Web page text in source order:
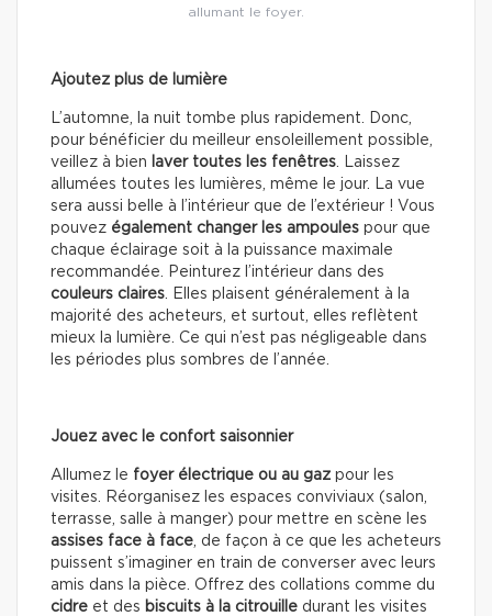
allumant le foyer.
Ajoutez plus de lumière
L’automne, la nuit tombe plus rapidement. Donc,
pour bénéficier du meilleur ensoleillement possible,
veillez à bien
laver toutes les fenêtres. Laissez
allumées toutes les lumières, même le jour. La vue
sera aussi belle à l’intérieur que de l’extérieur ! Vous
pouvez également changer les ampoules pour que
chaque éclairage soit à la puissance maximale
recommandée. Peinturez l’intérieur dans des
couleurs claires. Elles plaisent généralement à la
majorité des acheteurs, et surtout, elles reflètent
mieux la lumière. Ce qui n’est pas négligeable dans
les périodes plus sombres de l’année.
Jouez avec le confort saisonnier
Allumez le foyer électrique ou au gaz pour les
visites. Réorganisez les espaces conviviaux (salon,
terrasse, salle à manger) pour mettre en scène les
assises face à face, de façon à ce que les acheteurs
puissent s’imaginer en train de converser avec leurs
amis dans la pièce. Offrez des collations comme du
cidre et des biscuits à la citrouille durant les visites